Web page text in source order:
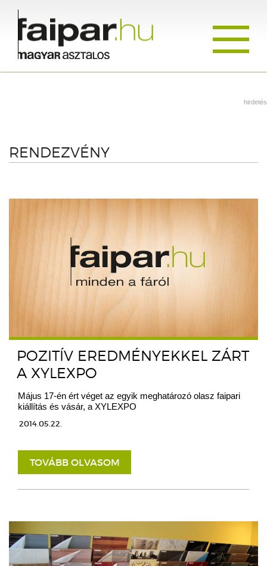
hirdetés
RENDEZVÉNY
POZITÍV EREDMÉNYEKKEL ZÁRT
A XYLEXPO
Május 17-én ért véget az egyik meghatározó olasz faipari
kiállítás és vásár, a XYLEXPO
2014.05.22.
TOVÁBB OLVASOM